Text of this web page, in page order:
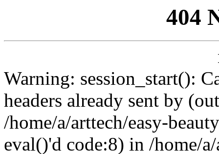
404
Warning: session_start():
headers already sent by
/home/a/arttech/easy-
eval()'d code:8) in /home/